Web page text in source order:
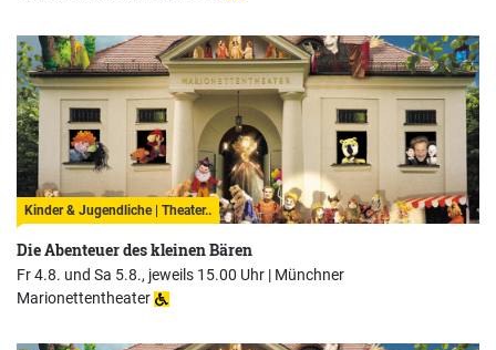
Kinder & Jugendliche | Theater..
Die Abenteuer des kleinen Bären
Fr 4.8. und Sa 5.8., jeweils 15.00 Uhr | Münchner
Marionettentheater